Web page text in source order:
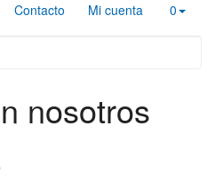
Contacto Mi cuenta 0
nosotros